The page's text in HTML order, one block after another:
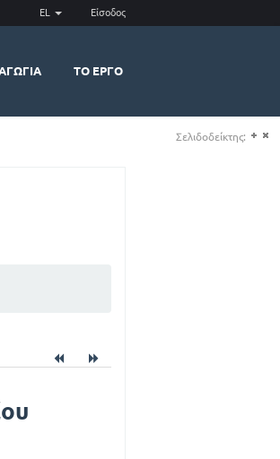
EL Είσοδος
ΤΟ ΈΡΓΟ
Σελιδοδείκτης: